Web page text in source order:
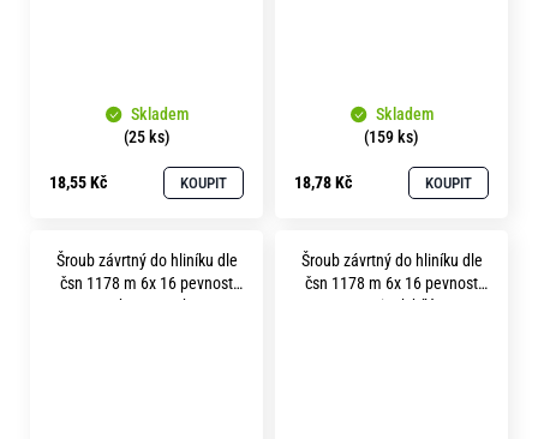
Skladem
(25 ks)
18,55 Kč KOUPIT
Skladem
(159 ks)
18,78 Kč KOUPIT
Šroub závrtný do hliníku dle
čsn 1178 m 6x 16 pevnost
8.8 bez povrchu
Šroub závrtný do hliníku dle
čsn 1178 m 6x 16 pevnost
8.8 zinek bílý